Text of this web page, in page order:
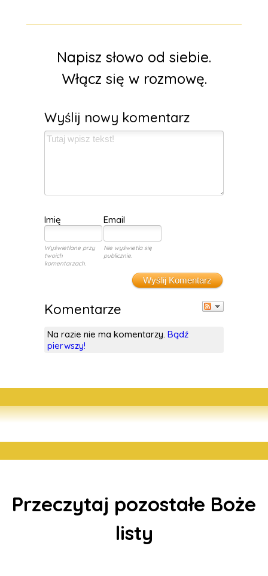
Napisz słowo od siebie.
Włącz się w rozmowę.
Komentarze
Na razie nie ma komentarzy. Bądź
pierwszy!
Wyślij nowy komentarz
Imię Email
Wyświetlane przy
twoich
komentarzach.
Nie wyświetla się
publicznie.
Wyślij Komentarz
Przeczytaj pozostałe Boże
listy